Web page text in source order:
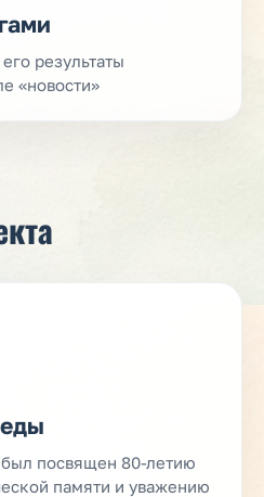
результаты
«новости»
посвящен 80-летию
памяти и уважению